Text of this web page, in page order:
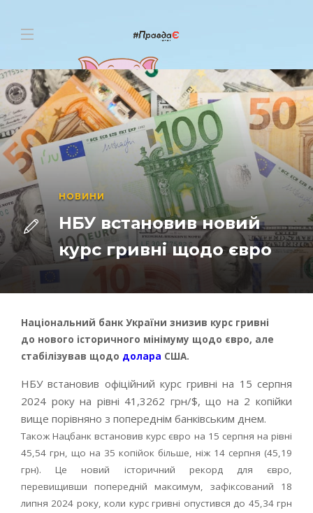
НОВИНИ
НБУ встановив новий
курс гривні щодо євро
Національний банк України знизив курс гривні
до нового історичного мінімуму щодо євро, але
стабілізував щодо долара США.
НБУ встановив офіційний курс гривні на 15 серпня
2024 року на рівні 41,3262 грн/$, що на 2 копійки
вище порівняно з попереднім банківським днем.
Також Нацбанк встановив курс євро на 15 серпня на рівні
45,54 грн, що на 35 копійок більше, ніж 14 серпня (45,19
грн). Це новий історичний рекорд для євро,
перевищивши попередній максимум, зафіксований 18
липня 2024 року, коли курс гривні опустився до 45,34 грн